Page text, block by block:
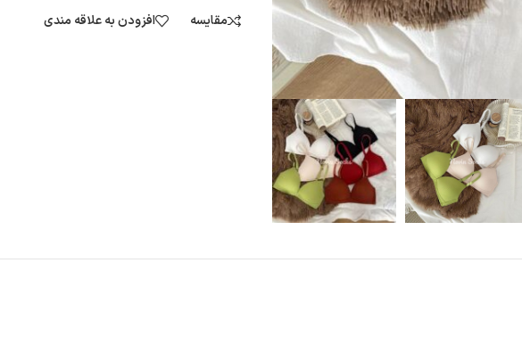
مقایسه افزودن به علاقه مندی